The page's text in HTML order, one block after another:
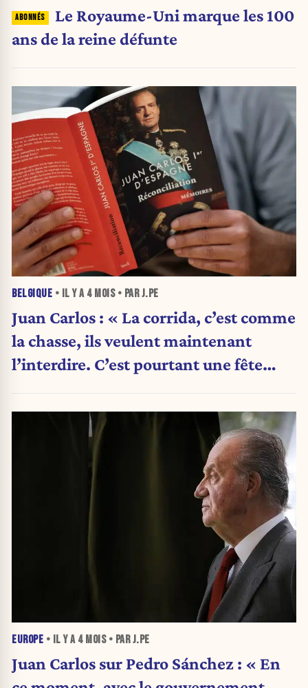
Le Royaume-Uni marque les 100
ans de la reine défunte
BELGIQUE • IL Y A 4 MOIS• PAR J.PE
Juan Carlos : « La corrida, c’est comme
la chasse, ils veulent maintenant
l’interdire. C’est pourtant une fête
EUROPE • IL Y A 4 MOIS• PAR J.PE
Juan Carlos sur Pedro Sánchez : « En